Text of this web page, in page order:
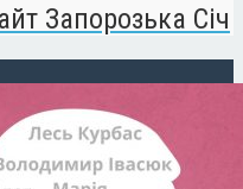
Запорозька Січ